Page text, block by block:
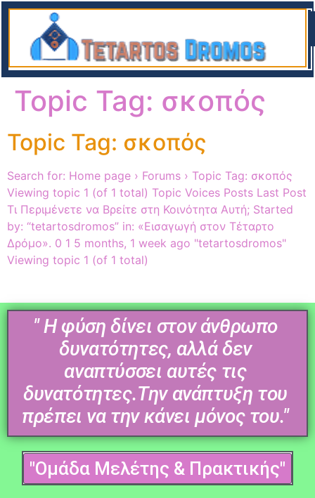
Topic Tag: σκοπός
Topic Tag: σκοπός
Search for: Home page › Forums › Topic Tag: σκοπός
Viewing topic 1 (of 1 total) Topic Voices Posts Last Post
Τι Περιμένετε να Βρείτε στη Κοινότητα Αυτή; Started
by: “tetartosdromos” in: «Εισαγωγή στον Τέταρτο
Δρόμο». 0 1 5 months, 1 week ago "tetartosdromos"
Viewing topic 1 (of 1 total)
"Ομάδα Μελέτης & Πρακτικής"
" Η φύση δίνει στον άνθρωπο
δυνατότητες, αλλά δεν
αναπτύσσει αυτές τις
δυνατότητες.Την ανάπτυξη του
πρέπει να την κάνει μόνος του."